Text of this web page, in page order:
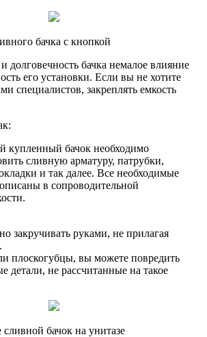
бачка с кнопкой
долговечность бачка немалое влияние
его установки. Если вы не хотите
специалистов, закреплять емкость
купленный бачок необходимо
сливную арматуру, патрубки,
и так далее. Все необходимые
в сопроводительной
закручивать руками, не прилагая
плоскогубцы, вы можете повредить
детали, не рассчитанные на такое
бачок на унитазе